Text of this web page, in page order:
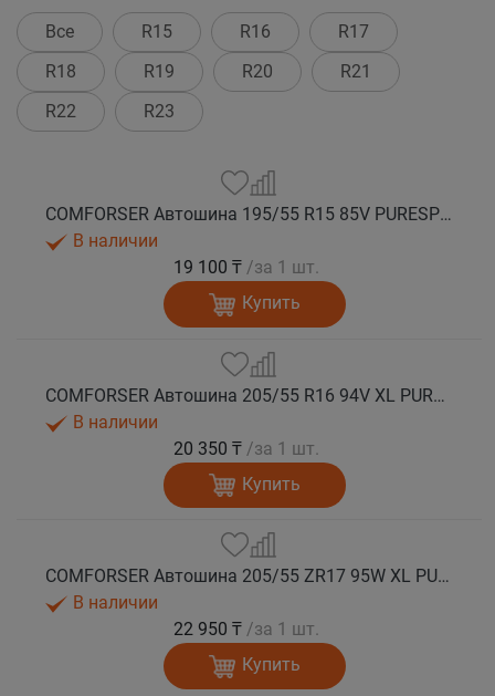
Все R15 R16
R17
R18
R19 R20
R21
R22
R23
COMFORSER Автошина 195/55 R15 85V PURESPEED лето
В наличии
19 100 ₸ /за 1 шт.
Купить
COMFORSER Автошина 205/55 R16 94V XL PURESPEED лето
В наличии
20 350 ₸ /за 1 шт.
Купить
COMFORSER Автошина 205/55 ZR17 95W XL PURESPEED лето
В наличии
22 950 ₸ /за 1 шт.
Купить